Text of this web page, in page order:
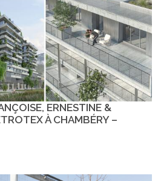
ERNESTINE &
À CHAMBÉRY –